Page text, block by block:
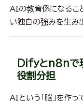
AIの教育係になるこ
い独自の強みを生み
Difyとn8nで
役割分担
AIという「脳」を作